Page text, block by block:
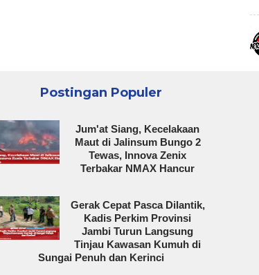
Postingan Populer
Jum'at Siang, Kecelakaan
Maut di Jalinsum Bungo 2
Tewas, Innova Zenix
Terbakar NMAX Hancur
Gerak Cepat Pasca Dilantik,
Kadis Perkim Provinsi
Jambi Turun Langsung
Tinjau Kawasan Kumuh di
Sungai Penuh dan Kerinci